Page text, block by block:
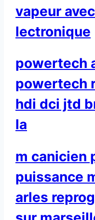
vapeur
lectronique
powertech
powertech
hdi dci jtd
la
m canicien
puissance
arles